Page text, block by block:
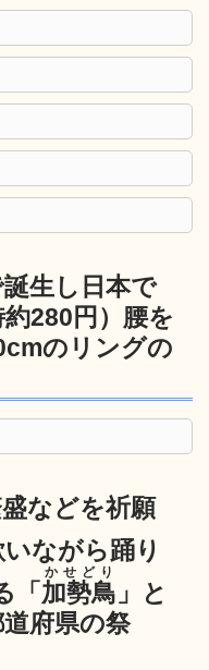
生し日本で
280円）腰を
のリングの
などを祈願
ながら踊り
「 加勢鳥
かせどり
」と
府県の祭